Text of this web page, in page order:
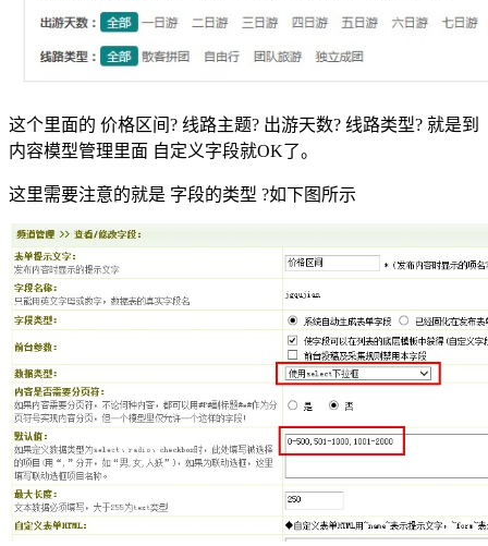
这个里面的 价格区间? 线路主题? 出游天数? 线路类型? 就是到
内容模型管理里面 自定义字段就OK了。
这里需要注意的就是 字段的类型 ?如下图所示